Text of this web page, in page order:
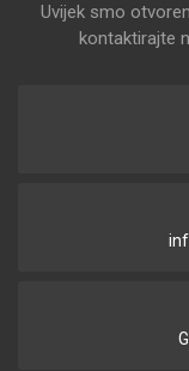
Uvijek smo
kontaktirajte